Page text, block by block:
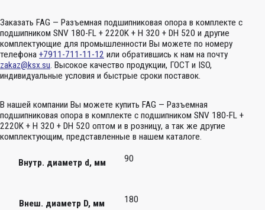
Заказать FAG — Разъемная подшипниковая опора в комплекте с
подшипником SNV 180-FL + 2220K + H 320 + DH 520 и другие
комплектующие для промышленности Вы можете по номеру
телефона +7911-711-11-12 или обратившись к нам на почту
zakaz@ksx.su. Высокое качество продукции, ГОСТ и ISO,
индивидуальные условия и быстрые сроки поставок.
В нашей компании Вы можете купить FAG — Разъемная
подшипниковая опора в комплекте с подшипником SNV 180-FL +
2220K + H 320 + DH 520 оптом и в розницу, а так же другие
комплектующим, представленные в нашем каталоге.
Внутр. диаметр d, мм 90
Внеш. диаметр D, мм 180